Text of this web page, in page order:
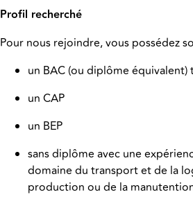
Profil recherché
Pour nous rejoindre, vous possédez
un BAC (ou diplôme
un CAP
un BEP
sans diplôme avec une
domaine du transport et de la
production ou de la